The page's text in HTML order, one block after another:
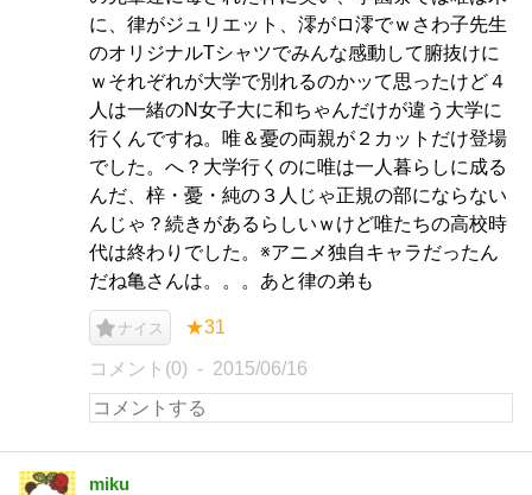
に、律がジュリエット、澪がロ澪でｗさわ子先生
のオリジナルTシャツでみんな感動して腑抜けに
ｗそれぞれが大学で別れるのかッて思ったけど４
人は一緒のN女子大に和ちゃんだけが違う大学に
行くんですね。唯＆憂の両親が２カットだけ登場
でした。へ？大学行くのに唯は一人暮らしに成る
んだ、梓・憂・純の３人じゃ正規の部にならない
んじゃ？続きがあるらしいｗけど唯たちの高校時
代は終わりでした。※アニメ独自キャラだったん
だね亀さんは。。。あと律の弟も
ナイス ★31
コメント(0) 2015/06/16
miku